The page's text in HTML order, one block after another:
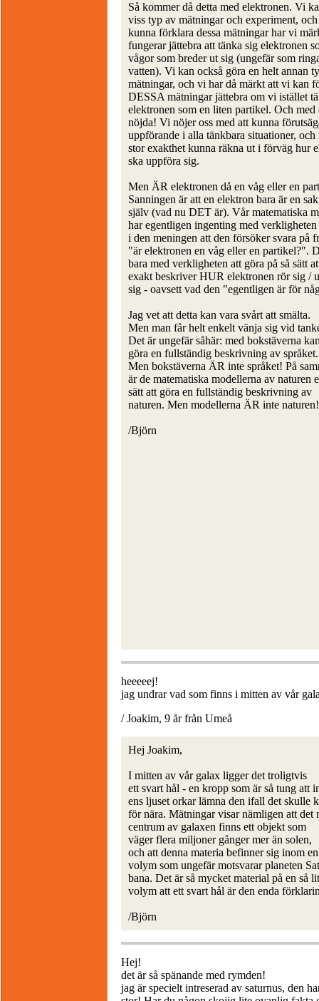
Så kommer då detta med elektronen. Vi
viss typ av mätningar och experiment,
kunna förklara dessa mätningar har vi
fungerar jättebra att tänka sig elektronen
vågor som breder ut sig (ungefär som
vatten). Vi kan också göra en helt annan
mätningar, och vi har då märkt att vi kan
DESSA mätningar jättebra om vi istället
elektronen som en liten partikel. Och med
nöjda! Vi nöjer oss med att kunna
uppförande i alla tänkbara situationer,
stor exakthet kunna räkna ut i förväg hur
ska uppföra sig.
Men ÄR elektronen då en våg eller en
Sanningen är att en elektron bara är en
själv (vad nu DET är). Vår matematiska
har egentligen ingenting med verkligheten
i den meningen att den försöker svara på
"är elektronen en våg eller en partikel?".
bara med verkligheten att göra på så sätt
exakt beskriver HUR elektronen rör sig /
sig - oavsett vad den "egentligen är för
Jag vet att detta kan vara svårt att smälta.
Men man får helt enkelt vänja sig vid
Det är ungefär såhär: med bokstäverna
göra en fullständig beskrivning av språket.
Men bokstäverna ÄR inte språket! På
är de matematiska modellerna av naturen
sätt att göra en fullständig beskrivning av
naturen. Men modellerna ÄR inte naturen!
/Björn
heeeeej!
jag undrar vad som finns i mitten av vår
/ Joakim, 9 år från Umeå
Hej Joakim,
I mitten av vår galax ligger det troligtvis
ett svart hål - en kropp som är så tung att
ens ljuset orkar lämna den ifall det skulle
för nära. Mätningar visar nämligen att det
centrum av galaxen finns ett objekt som
väger flera miljoner gånger mer än solen,
och att denna materia befinner sig inom en
volym som ungefär motsvarar planeten
bana. Det är så mycket material på en så
volym att ett svart hål är den enda
/Björn
Hej!
det är så spänande med rymden!
jag är specielt intreserad av saturnus, den